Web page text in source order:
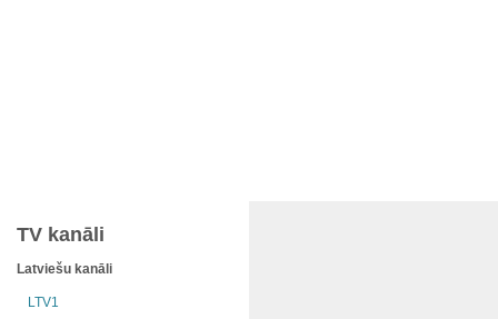
TV kanāli
Latviešu kanāli
LTV1